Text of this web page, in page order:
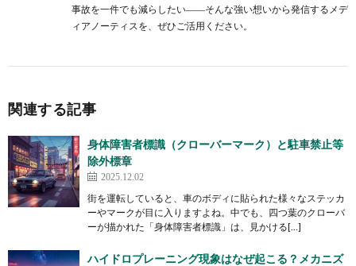
事故を一件でも減らしたい――そんな強い想いから発信するメデ
ィアノーティスを、ぜひご活用ください。
関連する記事
身体障害者標識（クローバーマーク）と駐車禁止等
除外標章
2025.12.02
街を運転していると、車のボディに貼られた様々なステッカ
ーやマークが目に入りますよね。中でも、四つ葉のクローバ
ーが描かれた「身体障害者標識」は、見かける[…]
ハイドロプレーニング現象はなぜ起こる？メカニズ